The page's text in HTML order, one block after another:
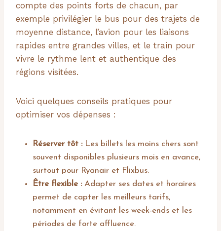
compte des points forts de chacun, par
exemple privilégier le bus pour des trajets de
moyenne distance, l’avion pour les liaisons
rapides entre grandes villes, et le train pour
vivre le rythme lent et authentique des
régions visitées.
Voici quelques conseils pratiques pour
optimiser vos dépenses :
Réserver tôt :Les billets les moins chers sont
souvent disponibles plusieurs mois en avance,
surtout pour Ryanair et Flixbus.
Être flexible :Adapter ses dates et horaires
permet de capter les meilleurs tarifs,
notamment en évitant les week-ends et les
périodes de forte affluence.